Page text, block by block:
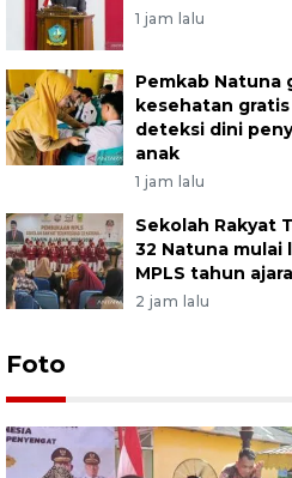
1 jam lalu
Pemkab Natuna
kesehatan
deteksi dini
anak
1 jam lalu
Sekolah Rakyat
32 Natuna mulai
MPLS tahun
2 jam lalu
Foto